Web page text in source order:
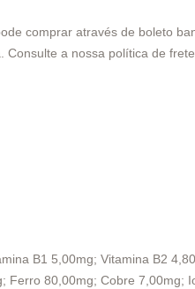
comprar através de boleto
Consulte a nossa política de frete
B1 5,00mg; Vitamina B2
80,00mg; Cobre